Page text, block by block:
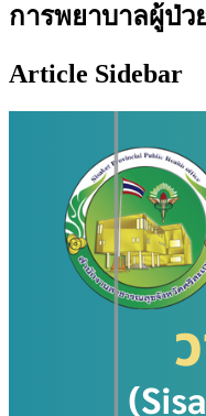
การพยาบาลผู้ป่ว
Article Sidebar